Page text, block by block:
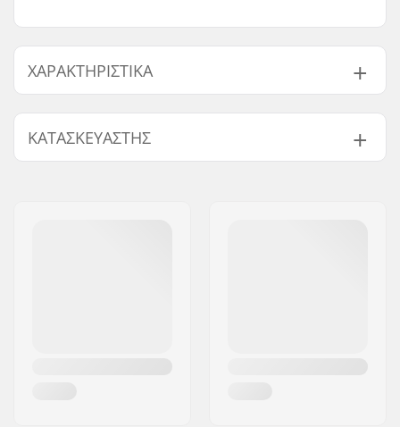
ΧΑΡΑΚΤΗΡΙΣΤΙΚΆ
BMX Brake:
Rear
Βάρος:
ΚΑΤΑΣΚΕΥΑΣΤΉΣ